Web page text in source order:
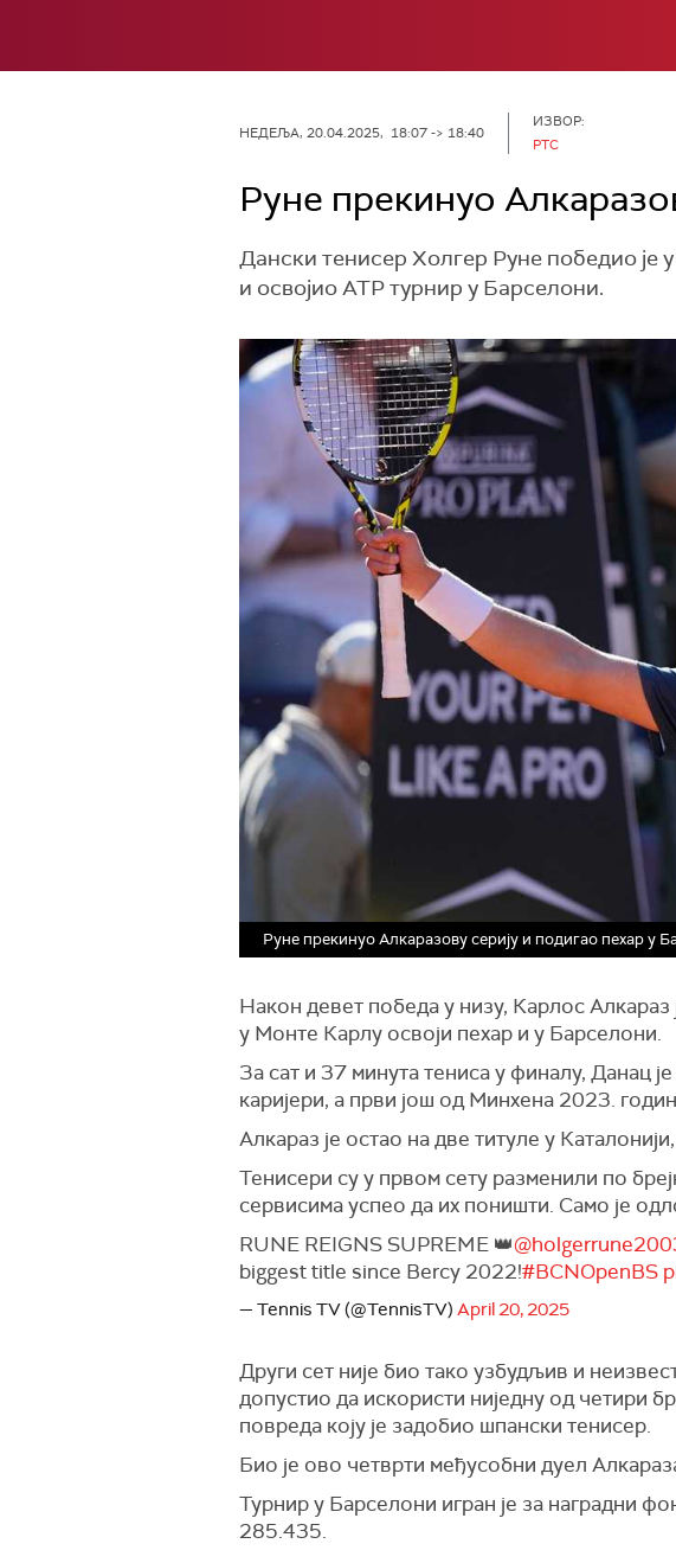
НЕДЕЉА, 20.04.2025, 18:07 -> 18:40
ИЗВОР:
РТС
Руне прекинуо
Дански тенисер Холгер Руне победио
и освојио ATP турнир у Барселони.
Руне прекинуо Алкаразову серију и подигао пехар у
Након девет победа у низу, Карлос
у Монте Карлу освоји пехар и у Барселони.
За сат и 37 минута тениса у финалу, Данац
каријери, а први још од Минхена 2023.
Алкараз је остао на две титуле у
Тенисери су у првом сету разменили по
сервисима успео да их поништи. Само је
RUNE REIGNS SUPREME 👑
biggest title since Bercy 2022!#BCNOpenBS
— Tennis TV (@TennisTV) April 20, 2025
Други сет није био тако узбудљив и
допустио да искористи ниједну од четири
повреда коју је задобио шпански тенисер.
Био је ово четврти међусобни дуел
Турнир у Барселони игран је за наградни
285.435.